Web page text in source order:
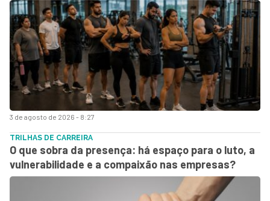
3 de agosto de 2026 - 8:27
TRILHAS DE CARREIRA
O que sobra da presença: há espaço para o luto, a
vulnerabilidade e a compaixão nas empresas?